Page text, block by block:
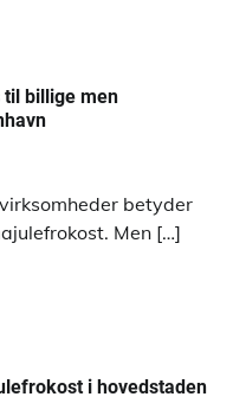
til billige men
betyder
Men […]
i hovedstaden